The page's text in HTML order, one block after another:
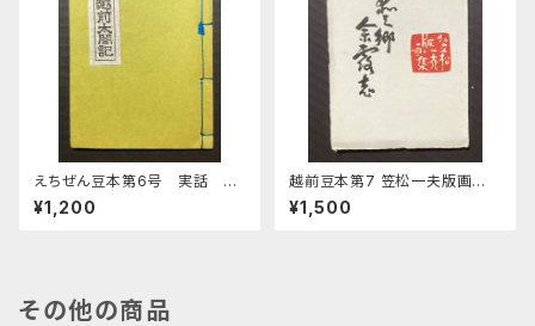
えちぜん豆本第6号 実話 越
前太閤記
¥1,200
越前豆本第7 笠松一夫版画
集 愛郷余露志
¥1,500
その他の商品